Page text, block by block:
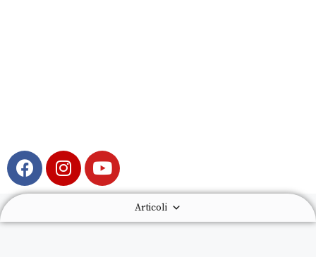
Articoli